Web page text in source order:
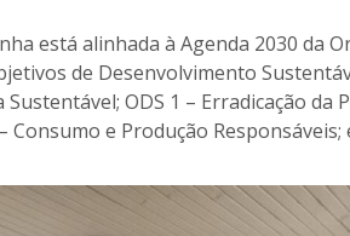
está alinhada à Agenda 2030 da
de Desenvolvimento
ODS 1 – Erradicação da
Consumo e Produção Responsáveis;